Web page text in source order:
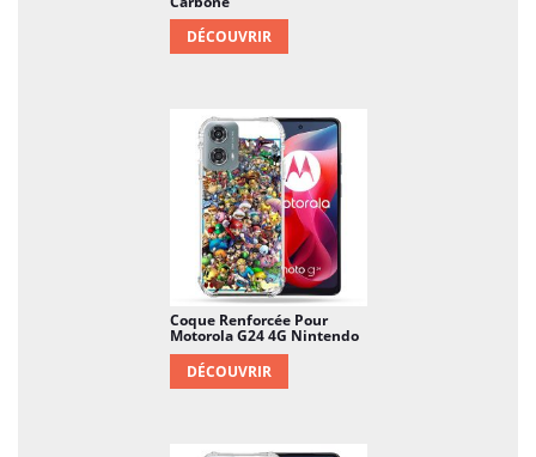
DÉCOUVRIR
Coque Renforcée Pour
Motorola G24 4G Nintendo
DÉCOUVRIR